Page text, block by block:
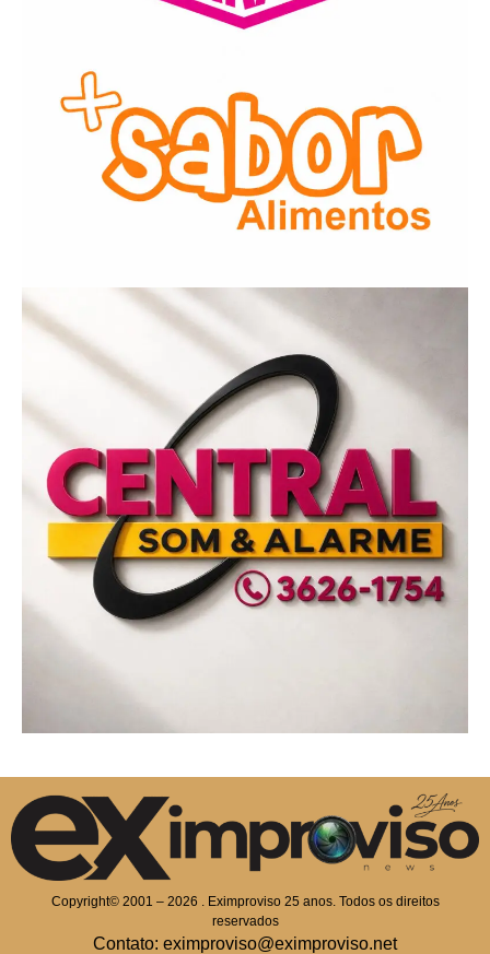
Copyright© 2001 – 2026 . Eximproviso 25 anos. Todos os direitos
reservados
Contato: eximproviso@eximproviso.net